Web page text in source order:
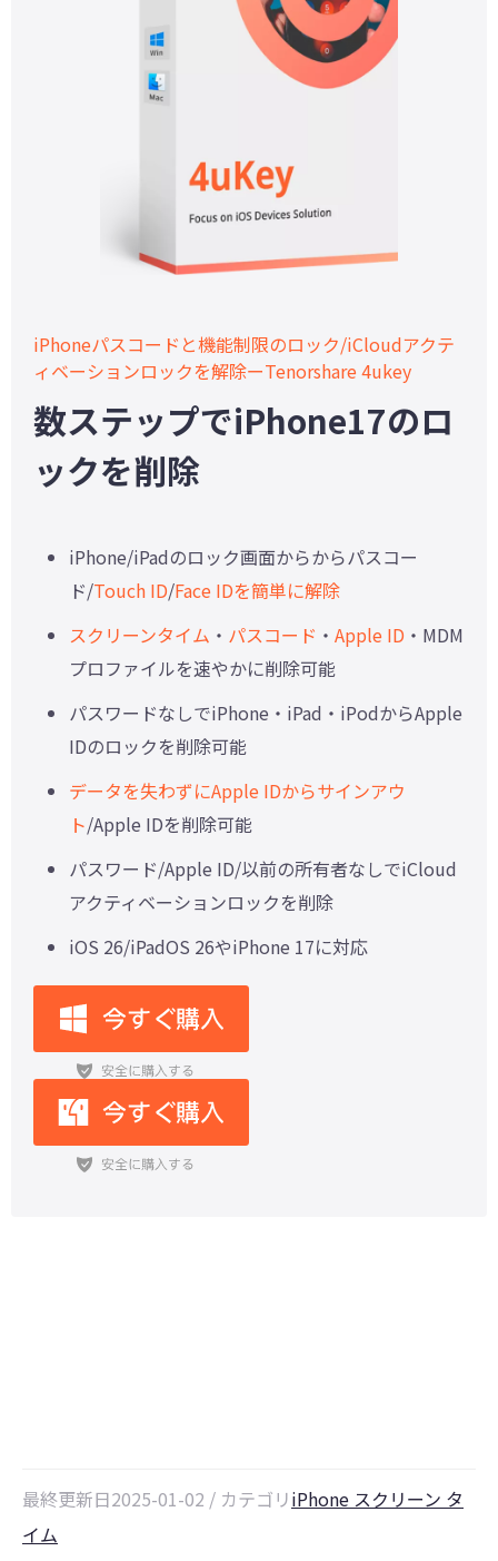
iPhoneパスコードと機能制限のロック/iCloudアクテ
ィベーションロックを解除ーTenorshare 4ukey
数ステップでiPhone17のロ
ックを削除
iPhone/iPadのロック画面からからパスコー
ド/Touch ID/Face IDを簡単に解除
スクリーンタイム ・ パスコード ・ Apple ID ・MDM
プロファイルを速やかに削除可能
パスワードなしでiPhone・iPad・iPodからApple
IDのロックを削除可能
データを失わずにApple IDからサインアウ
ト/Apple IDを削除可能
パスワード/Apple ID/以前の所有者なしでiCloud
アクティベーションロックを削除
iOS 26/iPadOS 26やiPhone 17に対応
最終更新日2025-01-02 / カテゴリiPhone スクリーン タ
イム